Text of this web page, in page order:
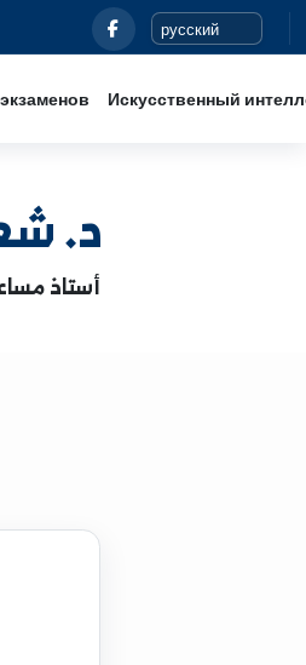
Результаты экзаменов
د. شعله